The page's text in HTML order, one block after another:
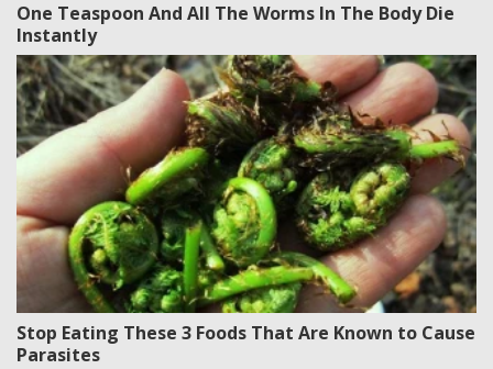
One Teaspoon And All The Worms In The Body Die
Instantly
Stop Eating These 3 Foods That Are Known to Cause
Parasites